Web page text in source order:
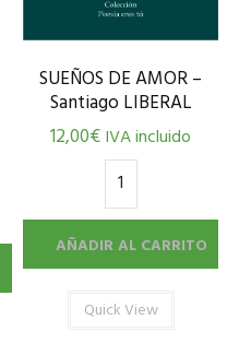
SUEÑOS DE AMOR –
Santiago LIBERAL
12,00€IVA incluido
AÑADIR AL CARRITO
Quick View